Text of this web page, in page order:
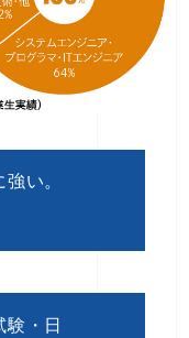
い。
・日